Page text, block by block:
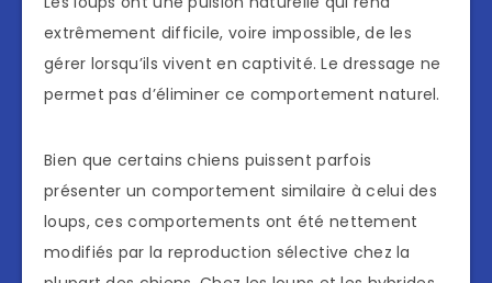
extrêmement difficile, voire impossible, de les
gérer lorsqu’ils vivent en captivité. Le dressage ne
permet pas d’éliminer ce comportement naturel.
Bien que certains chiens puissent parfois
présenter un comportement similaire à celui des
loups, ces comportements ont été nettement
modifiés par la reproduction sélective chez la